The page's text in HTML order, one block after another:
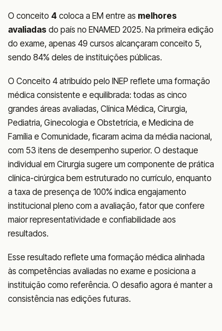
O conceito 4 coloca a EM entre as melhores
avaliadas do país no ENAMED 2025. Na primeira edição
do exame, apenas 49 cursos alcançaram conceito 5,
sendo 84% deles de instituições públicas.
O Conceito 4 atribuído pelo INEP reflete uma formação
médica consistente e equilibrada: todas as cinco
grandes áreas avaliadas, Clínica Médica, Cirurgia,
Pediatria, Ginecologia e Obstetrícia, e Medicina de
Família e Comunidade, ficaram acima da média nacional,
com 53 itens de desempenho superior. O destaque
individual em Cirurgia sugere um componente de prática
clínica-cirúrgica bem estruturado no currículo, enquanto
a taxa de presença de 100% indica engajamento
institucional pleno com a avaliação, fator que confere
maior representatividade e confiabilidade aos
resultados.
Esse resultado reflete uma formação médica alinhada
às competências avaliadas no exame e posiciona a
instituição como referência. O desafio agora é manter a
consistência nas edições futuras.